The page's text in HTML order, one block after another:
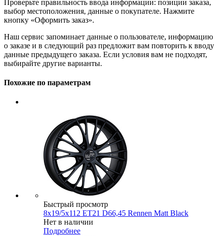
Проверьте правильность ввода информации: позиции заказа,
выбор местоположения, данные о покупателе. Нажмите
кнопку «Оформить заказ».
Наш сервис запоминает данные о пользователе, информацию
о заказе и в следующий раз предложит вам повторить к вводу
данные предыдущего заказа. Если условия вам не подходят,
выбирайте другие варианты.
Похожие по параметрам
Быстрый просмотр
8x19/5x112 ET21 D66,45 Rennen Matt Black
Нет в наличии
Подробнее